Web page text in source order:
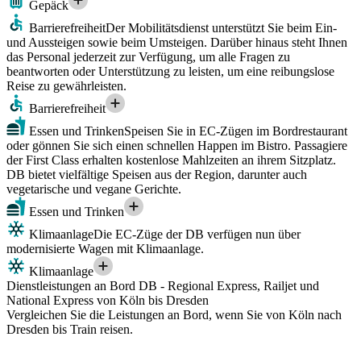
Gepäck
BarrierefreiheitDer Mobilitätsdienst unterstützt Sie beim Ein-
und Aussteigen sowie beim Umsteigen. Darüber hinaus steht Ihnen
das Personal jederzeit zur Verfügung, um alle Fragen zu
beantworten oder Unterstützung zu leisten, um eine reibungslose
Reise zu gewährleisten.
Barrierefreiheit
Essen und TrinkenSpeisen Sie in EC-Zügen im Bordrestaurant
oder gönnen Sie sich einen schnellen Happen im Bistro. Passagiere
der First Class erhalten kostenlose Mahlzeiten an ihrem Sitzplatz.
DB bietet vielfältige Speisen aus der Region, darunter auch
vegetarische und vegane Gerichte.
Essen und Trinken
KlimaanlageDie EC-Züge der DB verfügen nun über
modernisierte Wagen mit Klimaanlage.
Klimaanlage
Dienstleistungen an Bord DB - Regional Express, Railjet und
National Express von Köln bis Dresden
Vergleichen Sie die Leistungen an Bord, wenn Sie von Köln nach
Dresden bis Train reisen.